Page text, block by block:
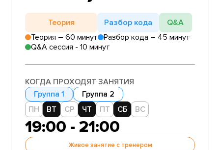
Теория Разбор кода
Q&A
Теория – 60 минут Разбор кода – 45 минут
Q&A сессия - 10 минут
КОГДА ПРОХОДЯТ ЗАНЯТИЯ
Группа 1
Группа 2
ПН
ВТ СР ЧТ ПТ СБ ВС
19:00 - 21:00
Живое занятие с тренером